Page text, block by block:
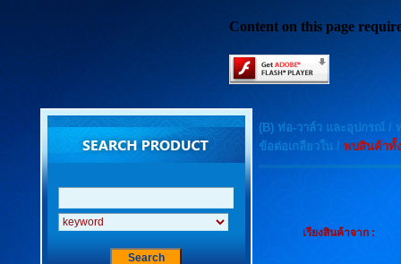
Content on this page
(B) ท่อ-วาล์ว และอุปกรณ์/
ข้อต่อเกลียวใน/ พบสินค้าทั้
เรียงสินค้าจาก :